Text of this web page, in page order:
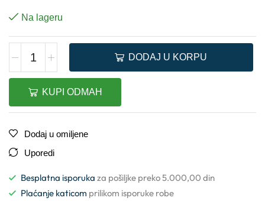
Na lageru
DODAJ U KORPU
KUPI ODMAH
Dodaj u omiljene
Uporedi
Besplatna isporuka za pošiljke preko 5.000,00 din
Plaćanje katicom prilikom isporuke robe